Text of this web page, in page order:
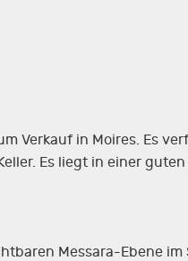
Verkauf in Moires. Es
Es liegt in einer
Messara-Ebene im